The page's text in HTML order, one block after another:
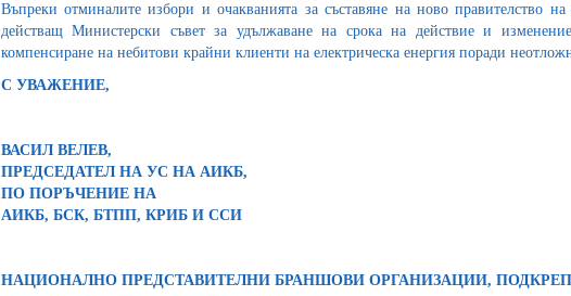
Въпреки отминалите избори и очакванията за съставяне на ново правителство
действащ Министерски съвет за удължаване на срока на действие и
компенсиране на небитови крайни клиенти на електрическа енергия поради
С УВАЖЕНИЕ,
ВАСИЛ ВЕЛЕВ,
ПРЕДСЕДАТЕЛ НА УС НА АИКБ,
ПО ПОРЪЧЕНИЕ НА
АИКБ, БСК, БТПП, КРИБ И ССИ
НАЦИОНАЛНО ПРЕДСТАВИТЕЛНИ БРАНШОВИ ОРГАНИЗАЦИИ,